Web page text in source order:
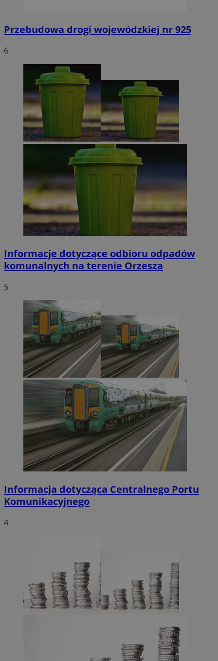
Przebudowa drogi wojewódzkiej nr 925
6
Informacje dotyczące odbioru odpadów
komunalnych na terenie Orzesza
5
Informacja dotycząca Centralnego Portu
Komunikacyjnego
4